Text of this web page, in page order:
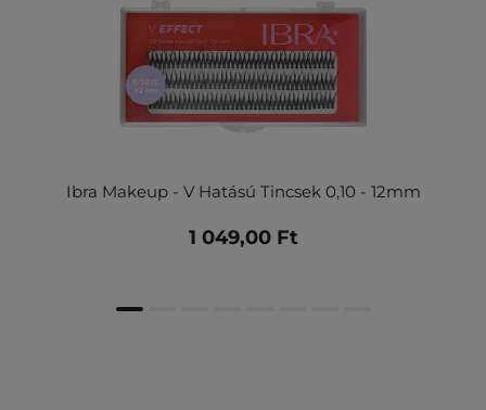
Ibra Makeup - V Hatású Tincsek 0,10 - 12mm
1 049,00 Ft